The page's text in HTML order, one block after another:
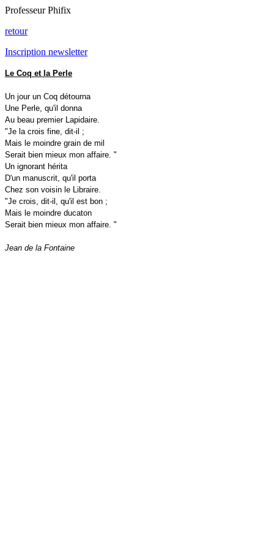
Professeur Phifix
retour
Inscription newsletter
Le Coq et la Perle
Un jour un Coq détourna
Une Perle, qu'il donna
Au beau premier Lapidaire.
"Je la crois fine, dit-il ;
Mais le moindre grain de mil
Serait bien mieux mon affaire. "
Un ignorant hérita
D'un manuscrit, qu'il porta
Chez son voisin le Libraire.
"Je crois, dit-il, qu'il est bon ;
Mais le moindre ducaton
Serait bien mieux mon affaire. "
Jean de la Fontaine